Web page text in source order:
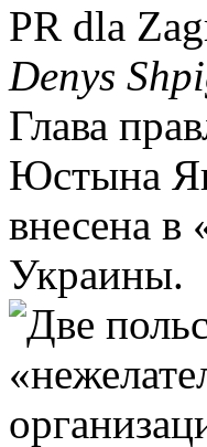
PR dla
Denys
Глава
Юстына
внесена в
Украины.